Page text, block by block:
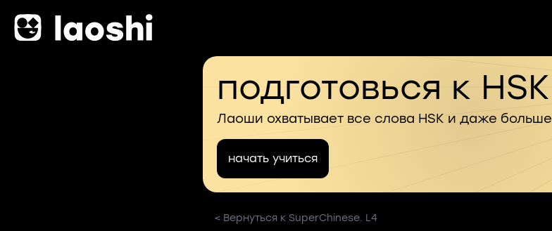
подготовься к HSK
Лаоши охватывает все слова HSK и даже больше
начать учиться
< Вернуться к SuperChinese. L4